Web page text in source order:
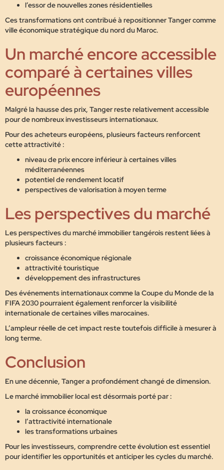
l’essor de nouvelles zones résidentielles
Ces transformations ont contribué à repositionner Tanger comme
ville économique stratégique du nord du Maroc.
Un marché encore accessible
comparé à certaines villes
européennes
Malgré la hausse des prix, Tanger reste relativement accessible
pour de nombreux investisseurs internationaux.
Pour des acheteurs européens, plusieurs facteurs renforcent
cette attractivité :
niveau de prix encore inférieur à certaines villes
méditerranéennes
potentiel de rendement locatif
perspectives de valorisation à moyen terme
Les perspectives du marché
Les perspectives du marché immobilier tangérois restent liées à
plusieurs facteurs :
croissance économique régionale
attractivité touristique
développement des infrastructures
Des événements internationaux comme la Coupe du Monde de la
FIFA 2030pourraient également renforcer la visibilité
internationale de certaines villes marocaines.
L’ampleur réelle de cet impact reste toutefois difficile à mesurer à
long terme.
Conclusion
En une décennie, Tanger a profondément changé de dimension.
Le marché immobilier local est désormais porté par :
la croissance économique
l’attractivité internationale
les transformations urbaines
Pour les investisseurs, comprendre cette évolution est essentiel
pour identifier les opportunités et anticiper les cycles du marché.